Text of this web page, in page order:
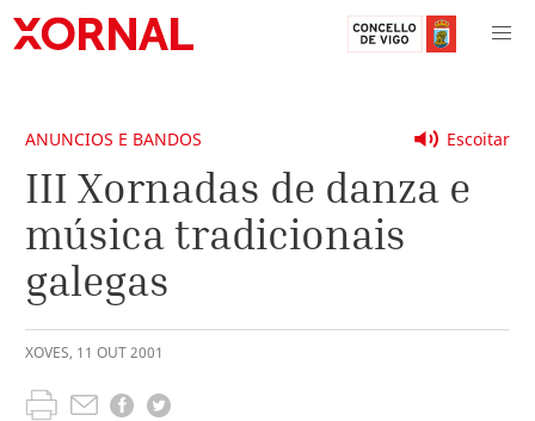
Escoitar
ANUNCIOS E BANDOS
III Xornadas de danza e
música tradicionais
galegas
XOVES, 11 OUT2001